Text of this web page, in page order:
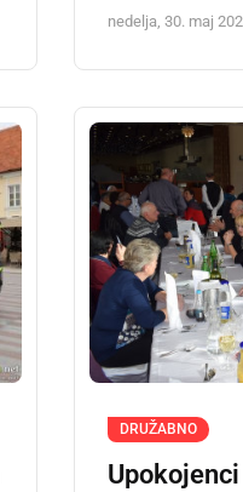
nedelja, 30. maj
DRUŽABNO